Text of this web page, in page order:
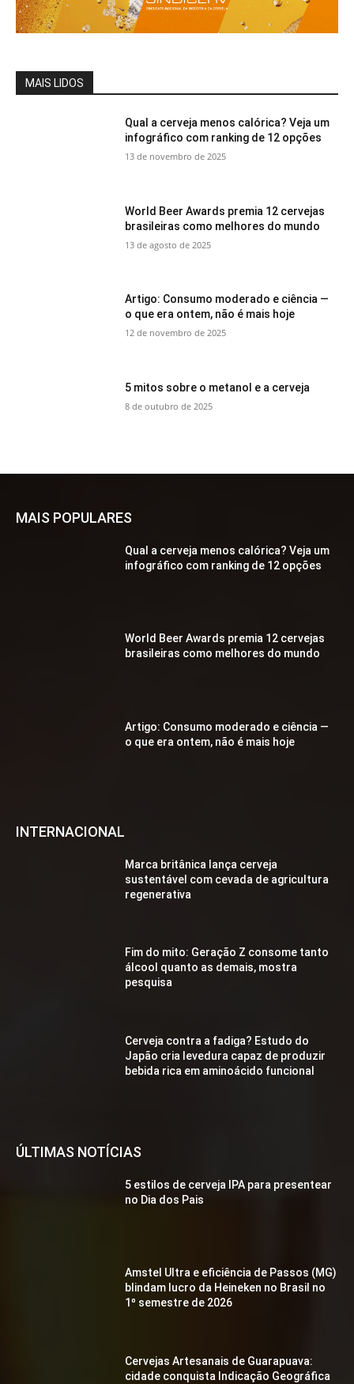
MAIS LIDOS
Qual a cerveja menos calórica? Veja um
infográfico com ranking de 12 opções
13 de novembro de 2025
World Beer Awards premia 12 cervejas
brasileiras como melhores do mundo
13 de agosto de 2025
Artigo: Consumo moderado e ciência —
o que era ontem, não é mais hoje
12 de novembro de 2025
5 mitos sobre o metanol e a cerveja
8 de outubro de 2025
MAIS POPULARES
Qual a cerveja menos calórica? Veja um
infográfico com ranking de 12 opções
World Beer Awards premia 12 cervejas
brasileiras como melhores do mundo
Artigo: Consumo moderado e ciência —
o que era ontem, não é mais hoje
INTERNACIONAL
Marca britânica lança cerveja
sustentável com cevada de agricultura
regenerativa
Fim do mito: Geração Z consome tanto
álcool quanto as demais, mostra
pesquisa
Cerveja contra a fadiga? Estudo do
Japão cria levedura capaz de produzir
bebida rica em aminoácido funcional
ÚLTIMAS NOTÍCIAS
5 estilos de cerveja IPA para presentear
no Dia dos Pais
Amstel Ultra e eficiência de Passos (MG)
blindam lucro da Heineken no Brasil no
1º semestre de 2026
Cervejas Artesanais de Guarapuava:
cidade conquista Indicação Geográfica